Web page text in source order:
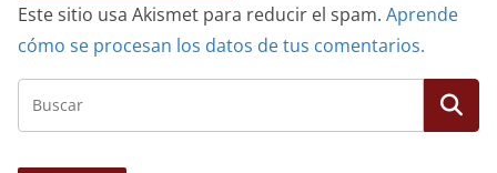
Este sitio usa Akismet para reducir el spam. Aprende
cómo se procesan los datos de tus comentarios.